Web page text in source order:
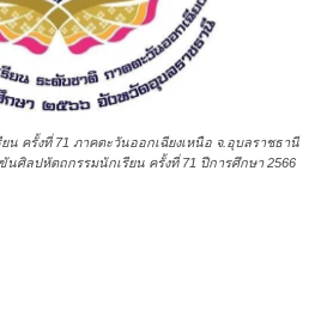
น ครั้งที่ 71 ภาคตะวันออกเฉียงเหนือ จ.อุบลราชธานี
ศิลปหัตถกรรมนักเรียน ครั้งที่ 71 ปีการศึกษา 2566